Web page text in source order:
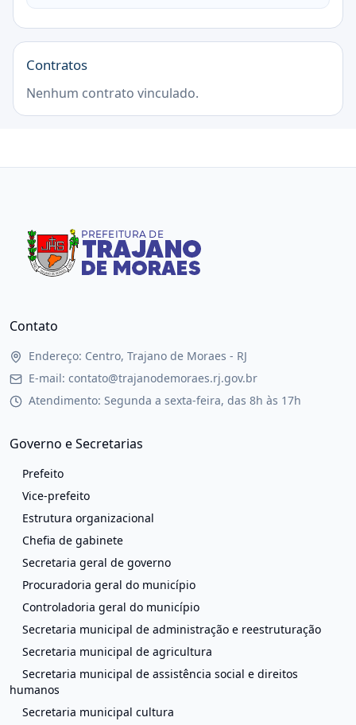
Contratos
Nenhum contrato vinculado.
Contato
Endereço: Centro, Trajano de Moraes - RJ
E-mail: contato@trajanodemoraes.rj.gov.br
Atendimento: Segunda a sexta-feira, das 8h às 17h
Governo e Secretarias
Prefeito
Vice-prefeito
Estrutura organizacional
Chefia de gabinete
Secretaria geral de governo
Procuradoria geral do município
Controladoria geral do município
Secretaria municipal de administração e reestruturação
Secretaria municipal de agricultura
Secretaria municipal de assistência social e direitos
humanos
Secretaria municipal cultura